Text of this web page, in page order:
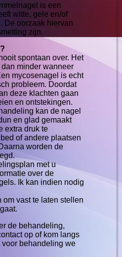
is een
witte, gele en/of
De oorzaak hiervan
zijn.
spontaan over. Het
minder wanneer
mycosenagel is echt
probleem. Doordat
deze klachten gaan
en ontstekingen.
kan de nagel
en glad gemaakt
extra druk te
of andere plaatsen
worden de
met u
over de
Ik kan indien nodig
om vast te laten stellen
de behandeling,
op of kom langs
behandeling we